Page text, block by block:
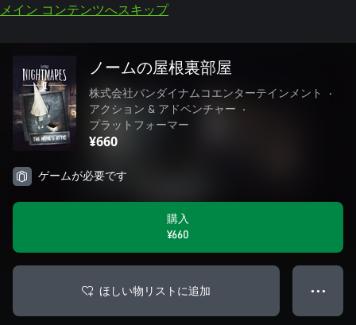
メイン コンテンツへスキップ
ノームの屋根裏部屋
株式会社バンダイナムコエンターテインメント
•
アクション & アドベンチャー
•
プラットフォーマー
¥660
ゲームが必要です
購入
¥660
ほしい物リストに追加 ● ● ●